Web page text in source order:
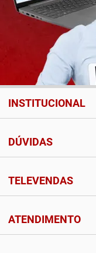
INSTITUCIONAL
DÚVIDAS
TELEVENDAS
ATENDIMENTO